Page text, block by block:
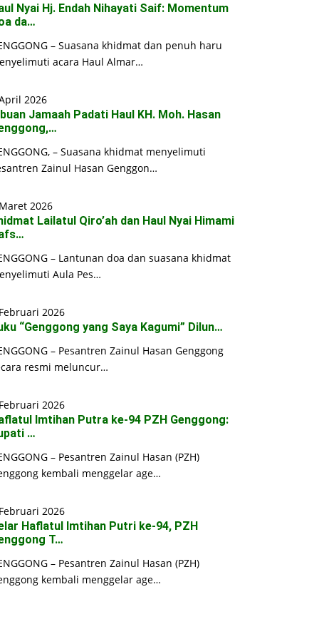
Nyai Hj. Endah Nihayati Saif: Momentum
da…
– Suasana khidmat dan penuh haru
acara Haul Almar…
2026
Jamaah Padati Haul KH. Moh. Hasan
– Suasana khidmat menyelimuti
Zainul Hasan Genggon…
2026
Lailatul Qiro’ah dan Haul Nyai Himami
– Lantunan doa dan suasana khidmat
Aula Pes…
2026
“Genggong yang Saya Kagumi” Dilun…
– Pesantren Zainul Hasan Genggong
resmi meluncur…
2026
Imtihan Putra ke-94 PZH Genggong:
…
– Pesantren Zainul Hasan (PZH)
kembali menggelar age…
2026
Haflatul Imtihan Putri ke-94, PZH
T…
– Pesantren Zainul Hasan (PZH)
kembali menggelar age…